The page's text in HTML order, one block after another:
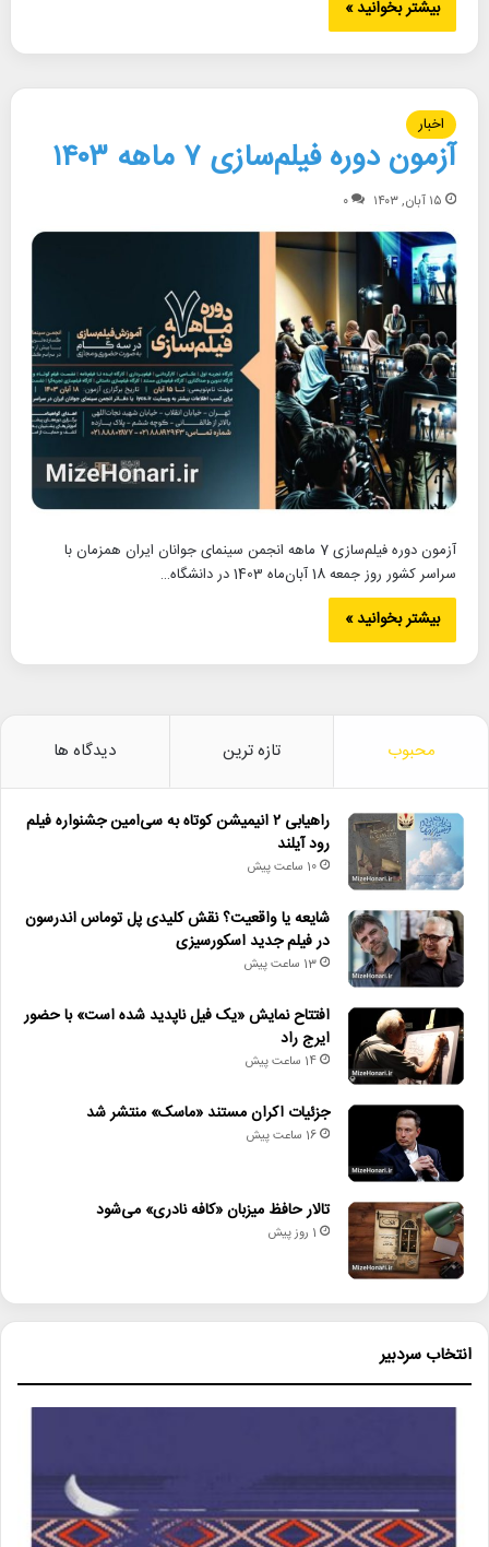
بیشتر بخوانید »
اخبار
آزمون دوره فیلم‌سازی ۷ ماهه ۱۴۰۳
۱۵ آبان, ۱۴۰۳ ۰
آزمون دوره فیلم‌سازی 7 ماهه انجمن سینمای جوانان ایران همزمان با
سراسر کشور روز جمعه 18 آبان‌ماه 1403 در دانشگاه…
بیشتر بخوانید »
محبوب تازه ترین دیدگاه ها
راهیابی ۲ انیمیشن کوتاه به سی‌امین جشنواره فیلم
رود آیلند
10 ساعت پیش
شایعه یا واقعیت؟ نقش کلیدی پل توماس اندرسون
در فیلم جدید اسکورسیزی
13 ساعت پیش
افتتاح نمایش «یک فیل ناپدید شده است» با حضور
ایرج راد
14 ساعت پیش
جزئیات اکران مستند «ماسک» منتشر شد
16 ساعت پیش
تالار حافظ میزبان «کافه نادری» می‌شود
1 روز پیش
انتخاب سردبیر